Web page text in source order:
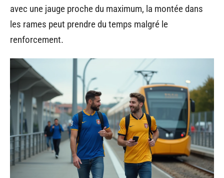
avec une jauge proche du maximum, la montée dans
les rames peut prendre du temps malgré le
renforcement.